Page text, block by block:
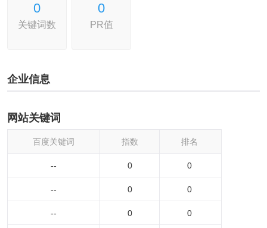
0
关键词数
0
PR值
企业信息
网站关键词
百度关键词 指数 排名
-- 0 0
-- 0 0
-- 0 0